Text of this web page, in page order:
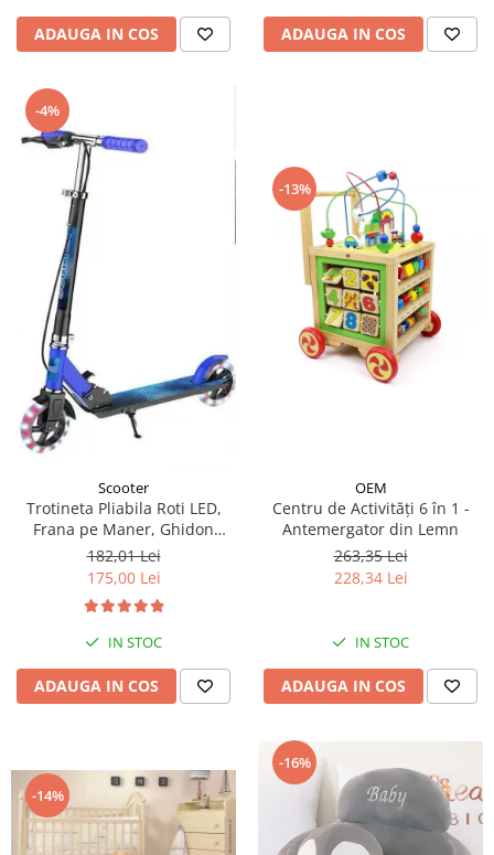
ADAUGA IN COS ADAUGA IN COS
-4%
Scooter
Trotineta Pliabila Roti LED,
Frana pe Maner, Ghidon
Reglabil - Albastru
182,01 Lei
175,00 Lei
IN STOC
ADAUGA IN COS
-13%
OEM
Centru de Activități 6 în 1 -
Antemergator din Lemn
263,35 Lei
228,34 Lei
IN STOC
ADAUGA IN COS
-14%
-16%